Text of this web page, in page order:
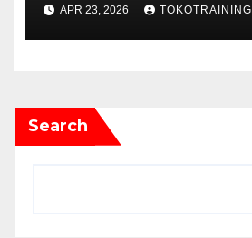
APR 23, 2026 TOKOTRAINING
Search